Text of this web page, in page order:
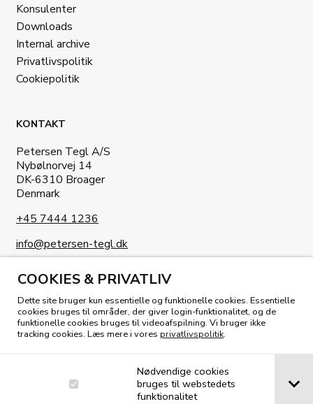
COOKIES & PRIVATLIV
Dette site bruger kun essentielle og funktionelle cookies. Essentielle
cookies bruges til områder, der giver login-funktionalitet, og de
funktionelle cookies bruges til videoafspilning. Vi bruger ikke
tracking cookies. Læs mere i vores privatlivspolitik.
Nødvendige cookies
bruges til webstedets
funktionalitet
Konsulenter
Downloads
Internal archive
Privatlivspolitik
Cookiepolitik
KONTAKT
Petersen Tegl A/S
Nybølnorvej 14
DK-6310 Broager
Denmark
+45 7444 1236
info@petersen-tegl.dk
KIG I VORES MAGASIN